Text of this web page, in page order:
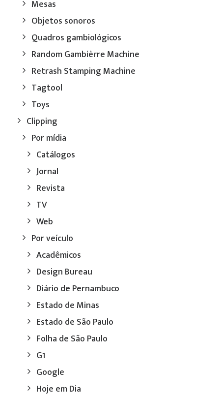
Mesas
Objetos sonoros
Quadros gambiológicos
Random Gambièrre Machine
Retrash Stamping Machine
Tagtool
Toys
Clipping
Por mídia
Catálogos
Jornal
Revista
TV
Web
Por veículo
Acadêmicos
Design Bureau
Diário de Pernambuco
Estado de Minas
Estado de São Paulo
Folha de São Paulo
G1
Google
Hoje em Dia